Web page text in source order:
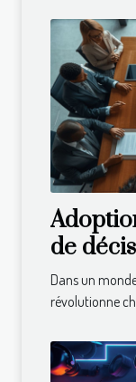
de
Dans un
révolutionne